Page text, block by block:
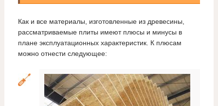
Как и все материалы, изготовленные из древесины,
рассматриваемые плиты имеют плюсы и минусы в
плане эксплуатационных характеристик. К плюсам
можно отнести следующее: